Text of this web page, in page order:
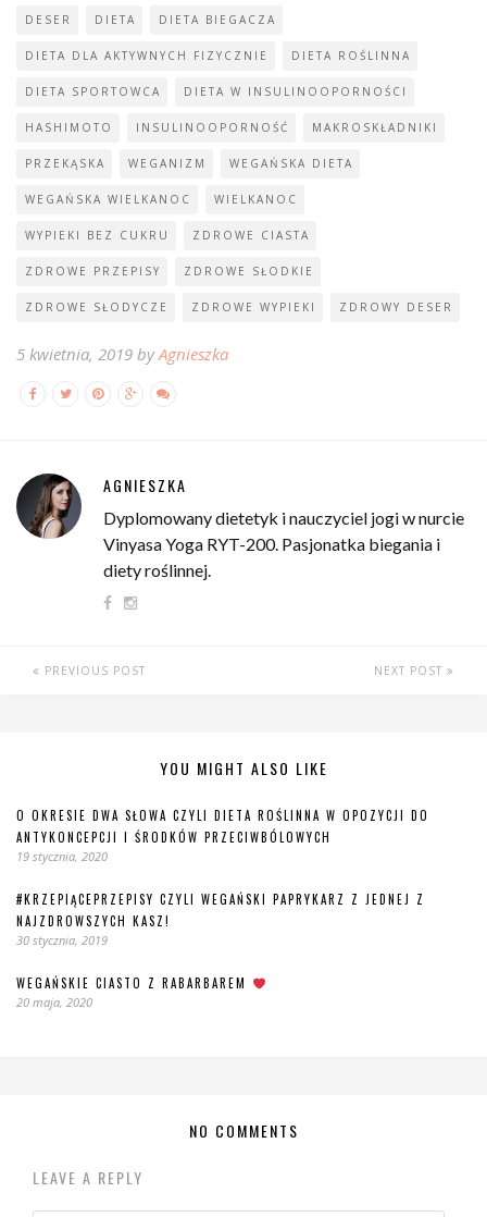
DESER DIETA DIETA BIEGACZA
DIETA DLA AKTYWNYCH FIZYCZNIE DIETA ROŚLINNA
DIETA SPORTOWCA DIETA W INSULINOOPORNOŚCI
HASHIMOTO INSULINOOPORNOŚĆ MAKROSKŁADNIKI
PRZEKĄSKA WEGANIZM WEGAŃSKA DIETA
WEGAŃSKA WIELKANOC WIELKANOC
WYPIEKI BEZ CUKRU ZDROWE CIASTA
ZDROWE PRZEPISY ZDROWE SŁODKIE
ZDROWE SŁODYCZE ZDROWE WYPIEKI ZDROWY DESER
5 kwietnia, 2019 byAgnieszka
AGNIESZKA
Dyplomowany dietetyk i nauczyciel jogi w nurcie
Vinyasa Yoga RYT-200. Pasjonatka biegania i
diety roślinnej.
PREVIOUS POST NEXT POST
YOU MIGHT ALSO LIKE
O OKRESIE DWA SŁOWA CZYLI DIETA ROŚLINNA W OPOZYCJI DO
ANTYKONCEPCJI I ŚRODKÓW PRZECIWBÓLOWYCH
19 stycznia, 2020
#KRZEPIĄCEPRZEPISY CZYLI WEGAŃSKI PAPRYKARZ Z JEDNEJ Z
NAJZDROWSZYCH KASZ!
30 stycznia, 2019
WEGAŃSKIE CIASTO Z RABARBAREM
20 maja, 2020
NO COMMENTS
LEAVE A REPLY